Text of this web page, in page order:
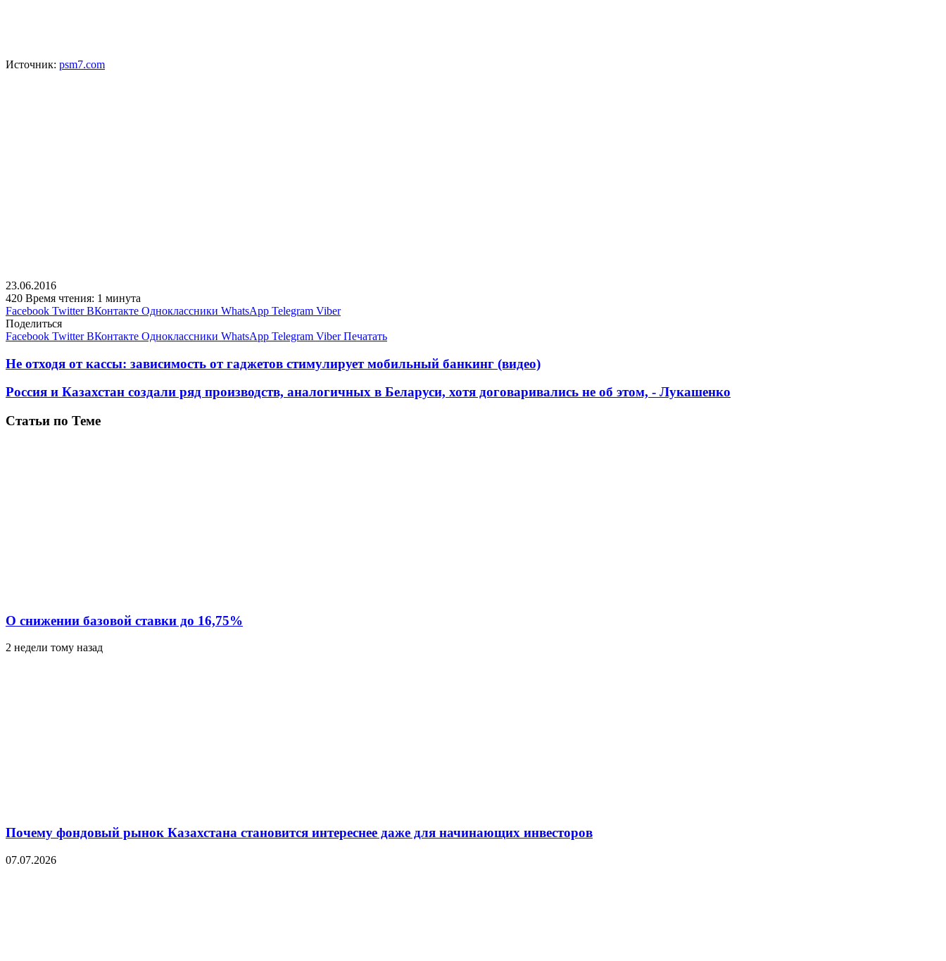
Источник: psm7.com
23.06.2016
420 Время чтения: 1 минута
Facebook Twitter ВКонтакте Одноклассники WhatsApp Telegram Viber
Поделиться
Facebook Twitter ВКонтакте Одноклассники WhatsApp Telegram Viber Печатать
Не отходя от кассы: зависимость от гаджетов стимулирует мобильный банкинг (видео)
Россия и Казахстан создали ряд производств, аналогичных в Беларуси, хотя договаривались не об этом, - Лукашенко
Статьи по Теме
О снижении базовой ставки до 16,75%
2 недели тому назад
Почему фондовый рынок Казахстана становится интереснее даже для начинающих инвесторов
07.07.2026